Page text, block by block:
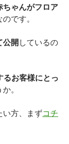
ちゃんがフロア
です。
公開しているの
るお客様にとっ
。
い方、まずコチ